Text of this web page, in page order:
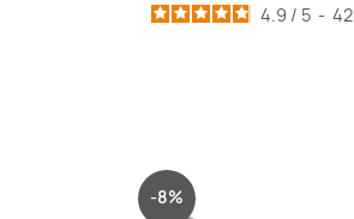
4.9 / 5 - 42
-8%